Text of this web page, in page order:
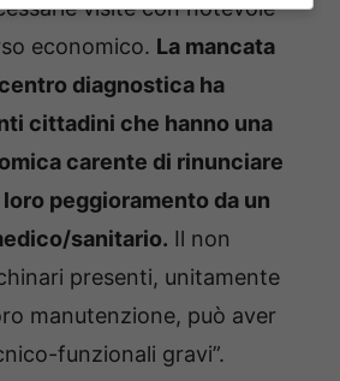
visite con notevole
economico. La mancata
diagnostica ha
cittadini che hanno una
carente di rinunciare
peggioramento da un
sanitario. Il non
presenti, unitamente
manutenzione, può aver
funzionali gravi”.